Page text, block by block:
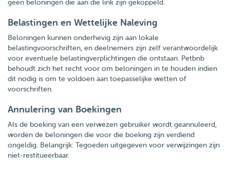
geen beloningen die aan die link zijn gekoppeld.
Belastingen en Wettelijke Naleving
Beloningen kunnen onderhevig zijn aan lokale
belastingvoorschriften, en deelnemers zijn zelf verantwoordelijk
voor eventuele belastingverplichtingen die ontstaan. Petbnb
behoudt zich het recht voor om beloningen in te houden indien
dit nodig is om te voldoen aan toepasselijke wetten of
voorschriften.
Annulering van Boekingen
Als de boeking van een verwezen gebruiker wordt geannuleerd,
worden de beloningen die voor die boeking zijn verdiend
ongeldig. Belangrijk: Tegoeden uitgegeven voor verwijzingen zijn
niet-restitueerbaar.